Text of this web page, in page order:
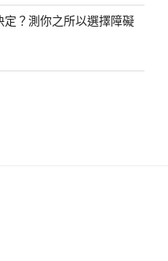
定？測你之所以選擇障礙